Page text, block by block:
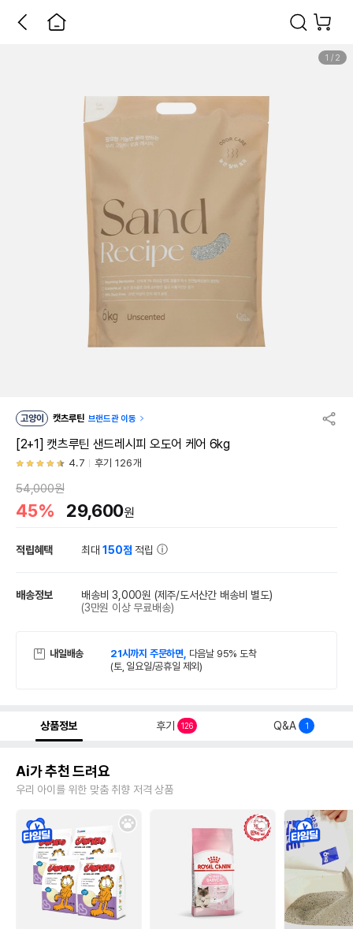
1 / 2
고양이 캣츠루틴 브랜드관 이동
[2+1] 캣츠루틴 샌드레시피 오도어 케어 6kg
4.7 후기 126개
54,000원
45% 29,600원
적립혜택 최대150점 적립
배송정보 배송비 3,000원 (제주/도서산간 배송비 별도)
(3만원 이상 무료배송)
내일배송 21시까지 주문하면, 다음날 95% 도착
(토, 일요일/공휴일 제외)
상품정보 후기 126 Q&A 1
Ai가 추천 드려요
우리 아이를 위한 맞춤 취향 저격 상품